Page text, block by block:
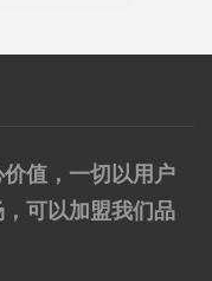
值，一切以用户
可以加盟我们品